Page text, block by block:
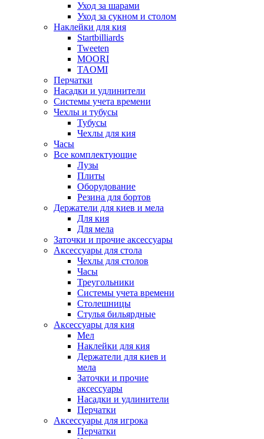
Уход за шарами
Уход за сукном и столом
Наклейки для кия
Startbilliards
Tweeten
MOORI
TAOMI
Перчатки
Насадки и удлинители
Системы учета времени
Чехлы и тубусы
Тубусы
Чехлы для кия
Часы
Все комплектующие
Лузы
Плиты
Оборудование
Резина для бортов
Держатели для киев и мела
Для кия
Для мела
Заточки и прочие аксессуары
Аксессуары для стола
Чехлы для столов
Часы
Треугольники
Системы учета времени
Столешницы
Стулья бильярдные
Аксессуары для кия
Мел
Наклейки для кия
Держатели для киев и
мела
Заточки и прочие
аксессуары
Насадки и удлинители
Перчатки
Аксессуары для игрока
Перчатки